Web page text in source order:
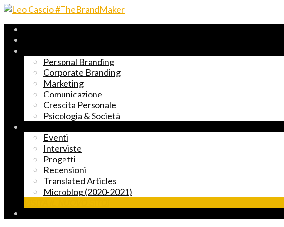
Personal Branding
Corporate Branding
Marketing
Comunicazione
Crescita Personale
Psicologia & Società
Eventi
Interviste
Progetti
Recensioni
Translated Articles
Microblog (2020-2021)